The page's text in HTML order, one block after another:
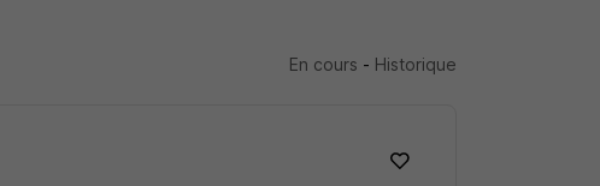
En cours - Historique